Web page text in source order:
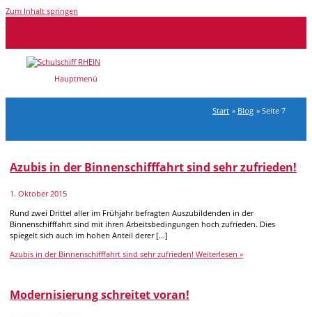
Zum Inhalt springen
Hauptmenü
Start Blog Seite 7
Azubis in der Binnenschifffahrt sind sehr zufrieden!
1. Oktober 2015
Rund zwei Drittel aller im Frühjahr befragten Auszubildenden in der
Binnenschifffahrt sind mit ihren Arbeitsbedingungen hoch zufrieden. Dies
spiegelt sich auch im hohen Anteil derer […]
Azubis in der Binnenschifffahrt sind sehr zufrieden! Weiterlesen »
Modernisierung schreitet voran!